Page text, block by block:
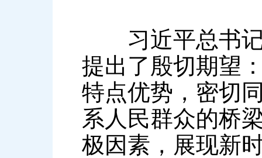
习近平总书记
提出了殷切期望
特点优势，密切
系人民群众的桥
极因素，展现新